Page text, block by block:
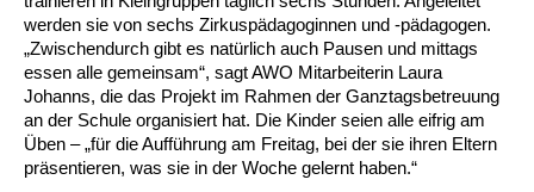
Ortsverein Arnum
Ortsverein Barsinghausen
Ortsverein Bennigsen
Ortsverein Godshorn
Ortsverein Garbsen
Ortsverein Fuhrberg
Kindertagesstätte Freytagstraße
Kindertagesstätte Gehägestraße
Kindertagesstätte Gottfried-Keller-Straße /
Familienzentrum
Kindertagesstätte Elmstraße / Familienzentrum
Kindertagesstätte Freudenthalstraße /
Familienzentrum
Kindertagesstätte Freytagstraße
Kindertagesstätte Pfarrlandplatz
Kindertagesstätte Rosenbergstraße
Hort Salzmannstraße
Kindertagesstätte Mühenkamp / Familienzentrum
Kindertagesstätte Petermannstraße /
Familienzentrum
Kindertagesstätte Schweriner Straße /
Familienzentrum
Life Kinetik
Yoga mit Baby
Yoga in der Schwangerschaft
Online Pflege- und Seniorenberatung
Helfende Hände
Pflege und Wohnen
Beratungsangebote
Jugendwohnen im Stadtteil
Ältere Menschen
Behördenbegleitung und Formularausfüllhilfe
Mehrsprachige Beratung
Migration
Berufssprachkurse
Menschen mit Behinderungen
werden sie von sechs Zirkuspädagoginnen und -pädagogen.
„Zwischendurch gibt es natürlich auch Pausen und mittags
essen alle gemeinsam“, sagt AWO Mitarbeiterin Laura
Johanns, die das Projekt im Rahmen der Ganztagsbetreuung
an der Schule organisiert hat. Die Kinder seien alle eifrig am
Üben – „für die Aufführung am Freitag, bei der sie ihren Eltern
präsentieren, was sie in der Woche gelernt haben.“